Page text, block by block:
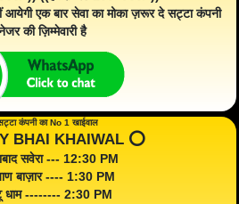
एक बार सेवा का मोका ज़रूर दे सट्टा कंपनी
की ज़िम्मेवारी है
कंपनी का No 1 खाईवाल
BHAI KHAIWAL ⭕️
सवेरा --- 12:30 PM
बाज़ार ---- 1:30 PM
धाम -------- 2:30 PM